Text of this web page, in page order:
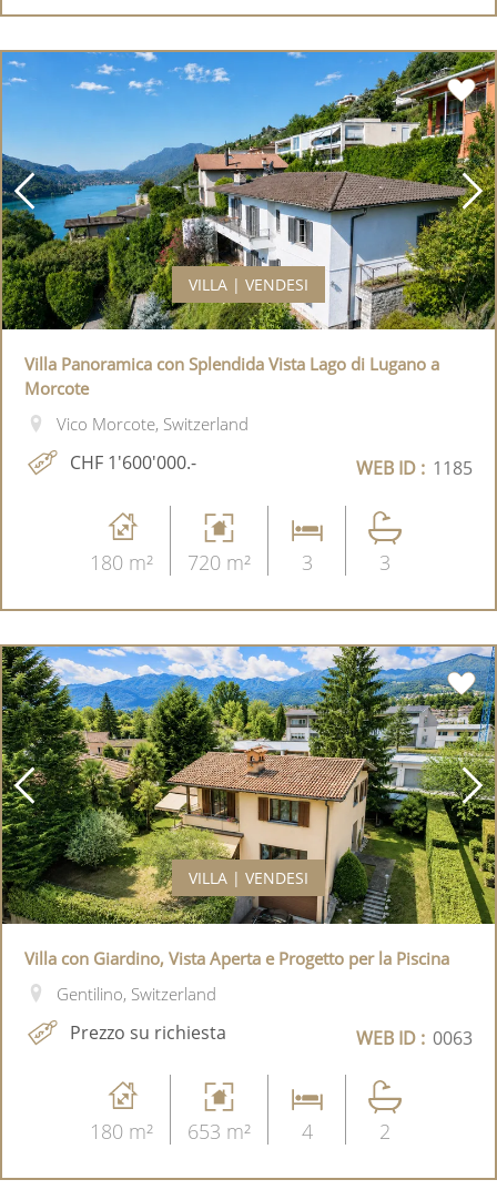
VILLA | VENDESI
Villa Panoramica con Splendida Vista Lago di Lugano a
Morcote
Vico Morcote, Switzerland
CHF 1'600'000.- WEB ID : 1185
180 m² 720 m² 3 3
VILLA | VENDESI
Villa con Giardino, Vista Aperta e Progetto per la Piscina
Gentilino, Switzerland
Prezzo su richiesta WEB ID : 0063
180 m² 653 m² 4 2